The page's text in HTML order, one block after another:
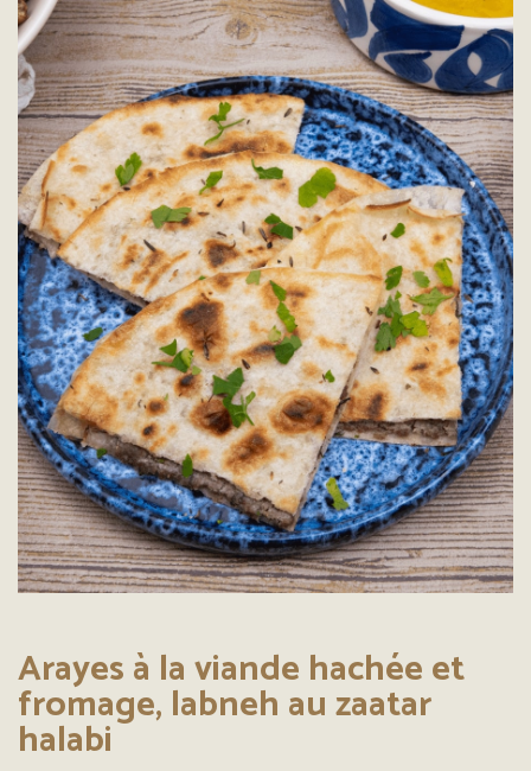
Arayes à la viande hachée et
fromage, labneh au zaatar
halabi